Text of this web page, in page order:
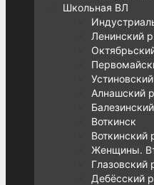
Школьная ВЛ
Ленинский
Алнашский
Воткинск
Воткинский
Женщины.
Глазовский
Дебёсский